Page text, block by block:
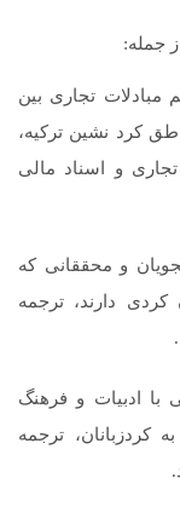
جمله:
مبادلات تجاری بین
کرد نشین ترکیه،
تجاری و اسناد مالی
و محققانی که
دارند، ترجمه
با ادبیات و فرهنگ
ترجمه